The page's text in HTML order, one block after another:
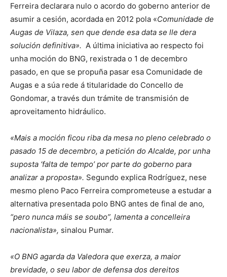
Ferreira declarara nulo o acordo do goberno anterior de
asumir a cesión, acordada en 2012 pola «Comunidade de
Augas de Vilaza, sen que dende esa data se lle dera
solución definitiva». A última iniciativa ao respecto foi
unha moción do BNG, rexistrada o 1 de decembro
pasado, en que se propuña pasar esa Comunidade de
Augas e a súa rede á titularidade do Concello de
Gondomar, a través dun trámite de transmisión de
aproveitamento hidráulico.
«Mais a moción ficou riba da mesa no pleno celebrado o
pasado 15 de decembro, a petición do Alcalde, por unha
suposta ‘falta de tempo’ por parte do goberno para
analizar a proposta». Segundo explica Rodríguez, nese
mesmo pleno Paco Ferreira comprometeuse a estudar a
alternativa presentada polo BNG antes de final de ano,
“pero nunca máis se soubo”, lamenta a concelleira
nacionalista», sinalou Pumar.
«O BNG agarda da Valedora que exerza, a maior
brevidade, o seu labor de defensa dos dereitos